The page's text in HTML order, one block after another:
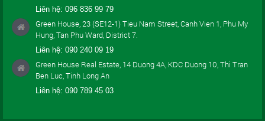
Liên hệ: 096 836 99 79
Green House, 23 (SE12-1) Tieu Nam Street, Canh Vien 1, Phu My
Hung, Tan Phu Ward, District 7.
Liên hệ: 090 240 09 19
Green House Real Estate, 14 Duong 4A, KDC Duong 10, Thi Tran
Ben Luc, Tinh Long An
Liên hệ: 090 789 45 03